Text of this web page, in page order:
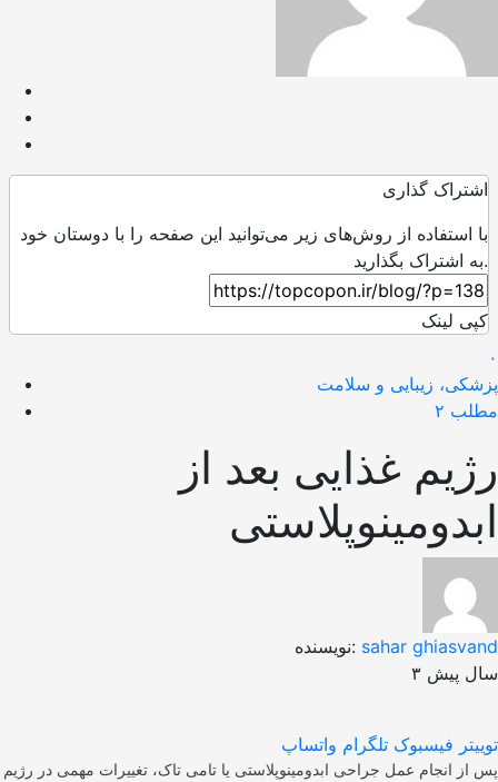
اشتراک گذاری
با استفاده از روش‌های زیر می‌توانید این صفحه را با دوستان خود
به اشتراک بگذارید.
کپی لینک
۰
پزشکی، زیبایی و سلامت
مطلب ۲
رژیم غذایی بعد از
ابدومینوپلاستی
نویسنده: sahar ghiasvand
۳ سال پیش
توییتر فیسبوک تلگرام واتساپ
پس از انجام عمل جراحی ابدومینوپلاستی یا تامی تاک، تغییرات مهمی در رژیم